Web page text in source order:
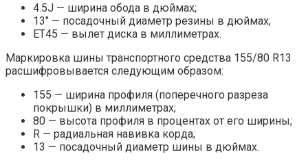
4.5J — ширина обода в дюймах;
13″ — посадочный диаметр резины в дюймах;
ET45 — вылет диска в миллиметрах.
Маркировка шины транспортного средства 155/80 R13
расшифровывается следующим образом:
155 — ширина профиля (поперечного разреза
покрышки) в миллиметрах;
80 — высота профиля в процентах от его ширины;
R — радиальная навивка корда;
13 — посадочный диаметр шины в дюймах.